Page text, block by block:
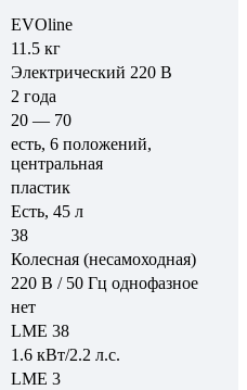
EVOline
11.5 кг
Электрический 220 В
2 года
20 — 70
есть, 6 положений,
центральная
пластик
Есть, 45 л
38
Колесная (несамоходная)
220 В / 50 Гц однофазное
нет
LME 38
1.6 кВт/2.2 л.с.
LME 3